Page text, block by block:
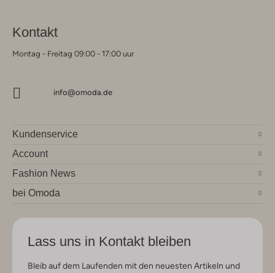
Kontakt
Montag - Freitag 09:00 - 17:00 uur
info@omoda.de
Kundenservice
Account
Fashion News
bei Omoda
Lass uns in Kontakt bleiben
Bleib auf dem Laufenden mit den neuesten Artikeln und